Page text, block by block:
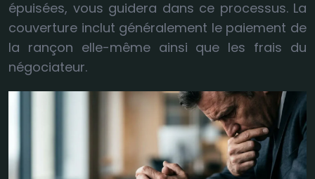
épuisées, vous guidera dans ce processus. La
couverture inclut généralement le paiement de
la rançon elle-même ainsi que les frais du
négociateur.